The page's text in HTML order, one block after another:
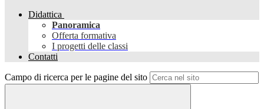
Didattica
Panoramica
Offerta formativa
I progetti delle classi
Contatti
Campo di ricerca per le pagine del sito